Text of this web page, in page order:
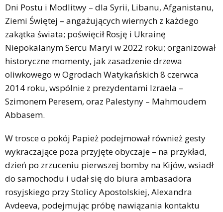
Dni Postu i Modlitwy – dla Syrii, Libanu, Afganistanu,
Ziemi Świętej – angażujących wiernych z każdego
zakątka świata; poświęcił Rosję i Ukrainę
Niepokalanym Sercu Maryi w 2022 roku; organizował
historyczne momenty, jak zasadzenie drzewa
oliwkowego w Ogrodach Watykańskich 8 czerwca
2014 roku, wspólnie z prezydentami Izraela –
Szimonem Peresem, oraz Palestyny – Mahmoudem
Abbasem.
W trosce o pokój Papież podejmował również gesty
wykraczające poza przyjęte obyczaje – na przykład,
dzień po zrzuceniu pierwszej bomby na Kijów, wsiadł
do samochodu i udał się do biura ambasadora
rosyjskiego przy Stolicy Apostolskiej, Alexandra
Avdeeva, podejmując próbę nawiązania kontaktu